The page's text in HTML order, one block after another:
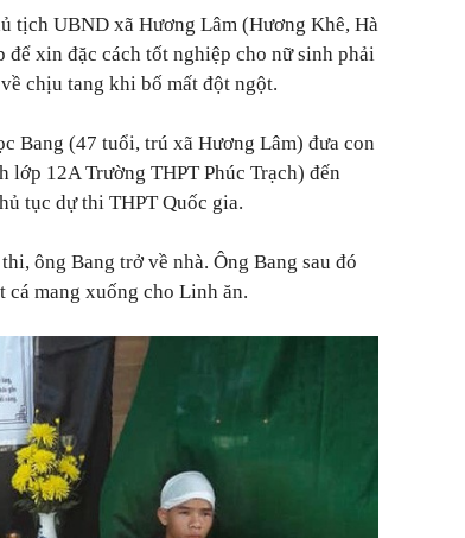
tịch UBND xã Hương Lâm (Hương Khê, Hà
xin đặc cách tốt nghiệp cho nữ sinh phải
chịu tang khi bố mất đột ngột.
Bang (47 tuổi, trú xã Hương Lâm) đưa con
12A Trường THPT Phúc Trạch) đến
tục dự thi THPT Quốc gia.
ông Bang trở về nhà. Ông Bang sau đó
cá mang xuống cho Linh ăn.